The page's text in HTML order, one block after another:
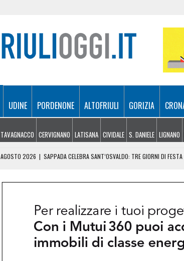
UDINE PORDENONE ALTOFRIULI GORIZIA
TAVAGNACCO CERVIGNANO LATISANA CIVIDALE S. DANIELE LIGNANO
2026 | SAPPADA CELEBRA SANT’OSVALDO: TRE GIORNI DI
PRECIPITA COL PARAPENDIO: 25ENNE RESTA SOSPESA A 10 METRI DA
SALONE DEL LIBRO DI TORINO 2026: QUANDO L’EDITORIA INCONTRA LA